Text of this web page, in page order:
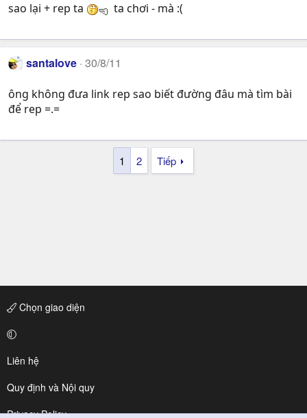
sao lại + rep ta ta chơi - mà :(
santalove 30/8/11
ông không đưa link rep sao biết đường đâu mà tìm bài
để rep =.=
1 2 Tiếp
Chọn giao diện
Liên hệ
Quy định và Nội quy
Privacy Policy